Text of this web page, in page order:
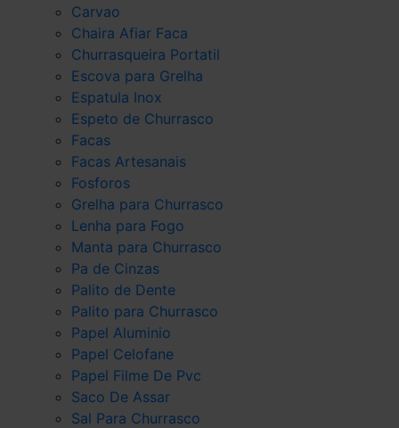
Carvao
Chaira Afiar Faca
Churrasqueira Portatil
Escova para Grelha
Espatula Inox
Espeto de Churrasco
Facas
Facas Artesanais
Fosforos
Grelha para Churrasco
Lenha para Fogo
Manta para Churrasco
Pa de Cinzas
Palito de Dente
Palito para Churrasco
Papel Aluminio
Papel Celofane
Papel Filme De Pvc
Saco De Assar
Sal Para Churrasco